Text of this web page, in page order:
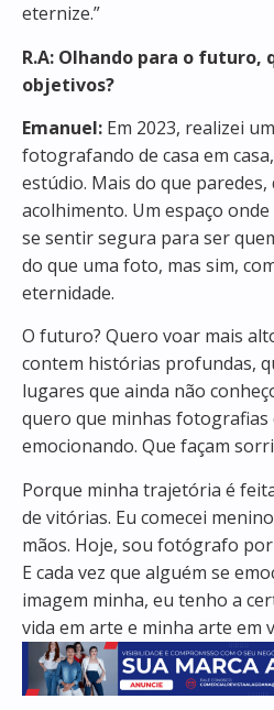
eternize.”
R.A: Olhando para o futuro,
objetivos?
Emanuel: Em 2023, realizei
fotografando de casa em
estúdio. Mais do que
acolhimento. Um espaço
se sentir segura para ser
do que uma foto, mas sim,
eternidade.
O futuro? Quero voar mais
contem histórias profundas,
lugares que ainda não
quero que minhas fotografias
emocionando. Que façam
Porque minha trajetória é
de vitórias. Eu comecei
mãos. Hoje, sou fotógrafo
E cada vez que alguém se
imagem minha, eu tenho a
vida em arte e minha arte em